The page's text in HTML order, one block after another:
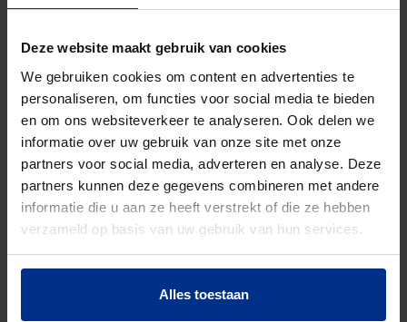
Deze website maakt gebruik van cookies
We gebruiken cookies om content en advertenties te
personaliseren, om functies voor social media te bieden
en om ons websiteverkeer te analyseren. Ook delen we
informatie over uw gebruik van onze site met onze
partners voor social media, adverteren en analyse. Deze
partners kunnen deze gegevens combineren met andere
informatie die u aan ze heeft verstrekt of die ze hebben
verzameld op basis van uw gebruik van hun services.
Alles toestaan
WAT IS PREFAB?